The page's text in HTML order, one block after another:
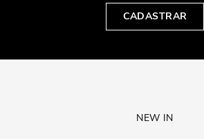
CADASTRAR
NEW IN